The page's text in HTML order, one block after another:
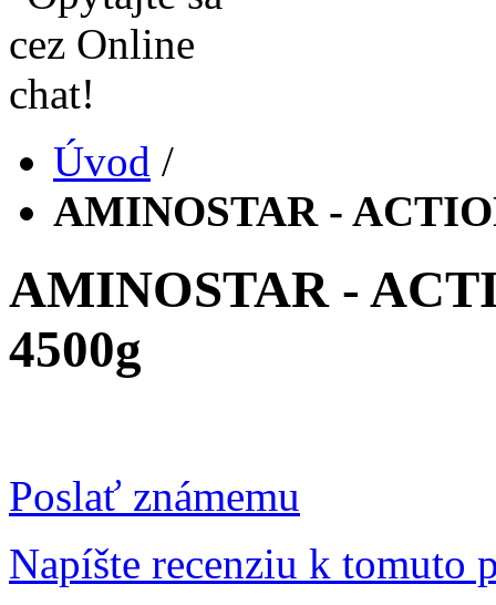
Úvod /
AMINOSTAR -
AMINOSTAR -
4500g
Poslať známemu
Napíšte recenziu k tomuto